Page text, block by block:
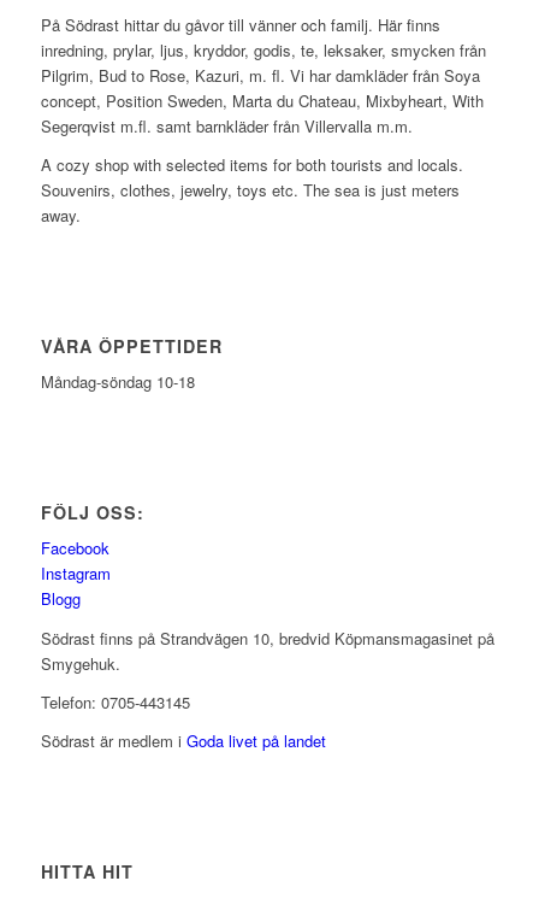
På Södrast hittar du gåvor till vänner och familj. Här finns
inredning, prylar, ljus, kryddor, godis, te, leksaker, smycken från
Pilgrim, Bud to Rose, Kazuri, m. fl. Vi har damkläder från Soya
concept, Position Sweden, Marta du Chateau, Mixbyheart, With
Segerqvist m.fl. samt barnkläder från Villervalla m.m.
A cozy shop with selected items for both tourists and locals.
Souvenirs, clothes, jewelry, toys etc. The sea is just meters
away.
VÅRA ÖPPETTIDER
Måndag-söndag 10-18
FÖLJ OSS:
Facebook
Instagram
Blogg
Södrast finns på Strandvägen 10, bredvid Köpmansmagasinet på
Smygehuk.
Telefon: 0705-443145
Södrast är medlem i Goda livet på landet
HITTA HIT